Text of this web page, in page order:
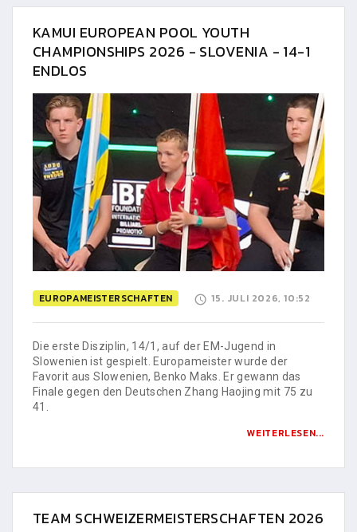
KAMUI EUROPEAN POOL YOUTH
CHAMPIONSHIPS 2026 - SLOVENIA - 14-1
ENDLOS
EUROPAMEISTERSCHAFTEN 15. JULI 2026, 10:52
Die erste Disziplin, 14/1, auf der EM-Jugend in
Slowenien ist gespielt. Europameister wurde der
Favorit aus Slowenien, Benko Maks. Er gewann das
Finale gegen den Deutschen Zhang Haojing mit 75 zu
41.
WEITERLESEN...
TEAM SCHWEIZERMEISTERSCHAFTEN 2026